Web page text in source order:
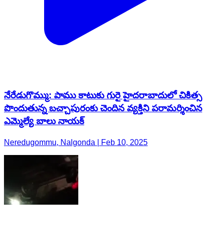
నేరేడుగొమ్ము: పాము కాటుకు గురై హైదరాబాదులో చికిత్స
పొందుతున్న బచ్చాపురంకు చెందిన వ్యక్తిని పరామర్శించిన
ఎమ్మెల్యే బాలు నాయక్
Neredugommu, Nalgonda | Feb 10, 2025